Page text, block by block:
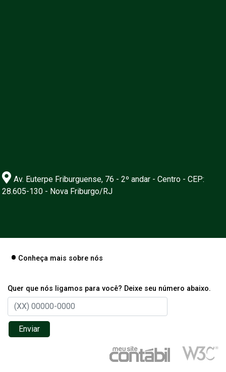
Av. Euterpe Friburguense, 76 - 2º andar - Centro - CEP:
28.605-130 - Nova Friburgo/RJ
Conheça mais sobre nós
Quer que nós ligamos para você? Deixe seu número abaixo.
Enviar